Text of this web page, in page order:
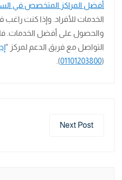
أفضل المراكز المتخصص في
الخدمات للأفراد. وإذا كنت
والحصول على أفضل الخدمات.
التواصل مع فريق الدعم لمركز “
(
01101203800
).
Next Post